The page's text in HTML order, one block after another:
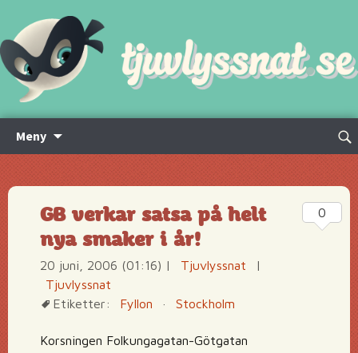
Meny
innehåll
Sök
GB verkar satsa på helt
nya smaker i år!
20 juni, 2006 (01:16) | Tjuvlyssnat
|
Tjuvlyssnat
Etiketter:
Fyllon · Stockholm
Korsningen Folkungagatan-Götgatan
0